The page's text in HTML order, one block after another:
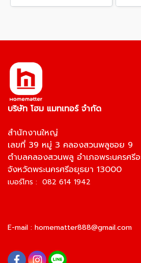
บริษัท โฮม แมทเทอร์ จำกัด
สำนักงานใหญ่
เลขที่ 39 หมู่ 3 คลองสวนพลูซอย 9
ตำบลคลองสวนพลู อำเภอพระนครศรี
จังหวัดพระนครศรีอยุธยา 13000
เบอร์โทร : 082 614 1942
E-mail : homematter888@gmail.com